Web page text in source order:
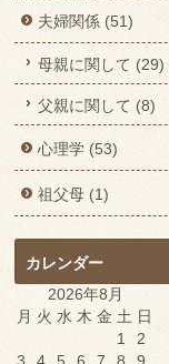
夫婦関係 (51)
母親に関して (29)
父親に関して (8)
心理学 (53)
祖父母 (1)
カレンダー
2026年8月
月 火 水 木 金 土 日
1
2